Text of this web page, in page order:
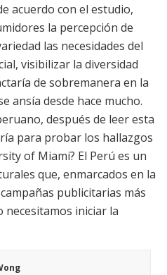
acuerdo con el estudio,
la percepción de
las necesidades del
visibilizar la diversidad
de sobremanera en la
ansía desde hace mucho.
después de leer esta
para probar los hallazgos
of Miami? El Perú es un
que, enmarcados en la
publicitarias más
necesitamos iniciar la